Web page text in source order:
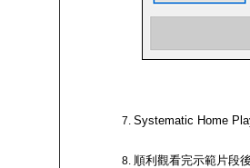
Systematic Home
順利觀看完示範片段